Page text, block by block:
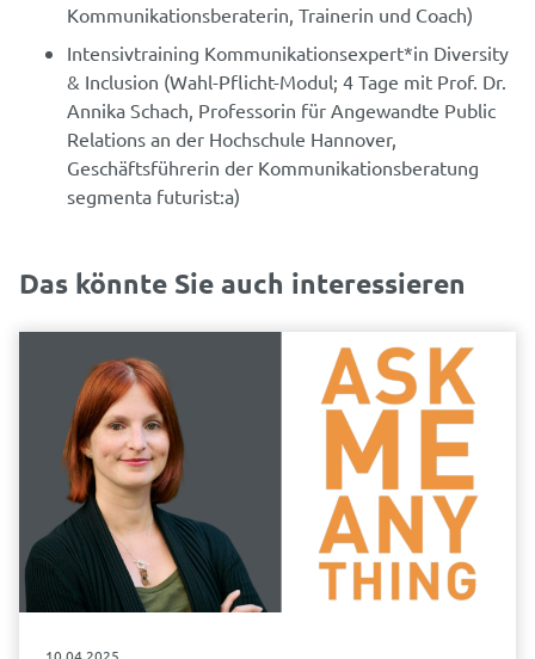
Kommunikationsberaterin, Trainerin und Coach)
Intensivtraining Kommunikationsexpert*in Diversity
& Inclusion (Wahl-Pflicht-Modul; 4 Tage mit Prof. Dr.
Annika Schach, Professorin für Angewandte Public
Relations an der Hochschule Hannover,
Geschäftsführerin der Kommunikationsberatung
segmenta futurist:a)
Das könnte Sie auch interessieren
10.04.2025